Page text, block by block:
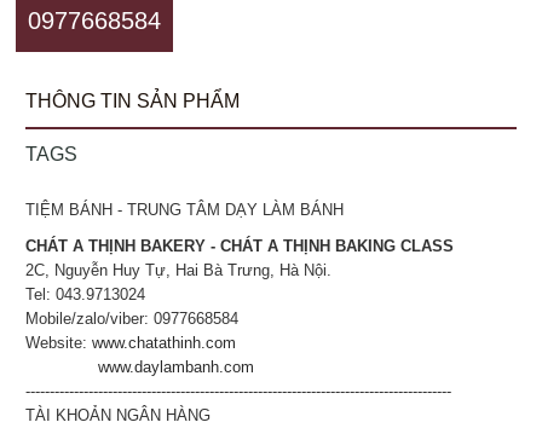
0977668584
THÔNG TIN SẢN PHẨM
TAGS
TIỆM BÁNH - TRUNG TÂM DẠY LÀM BÁNH
CHÁT A THỊNH BAKERY - CHÁT A THỊNH BAKING CLASS
2C, Nguyễn Huy Tự, Hai Bà Trưng, Hà Nội.
Tel: 043.9713024
Mobile/zalo/viber: 0977668584
Website:www.chatathinh.com
www.daylambanh.com
----------------------------------------------------------------------------------------
TÀI KHOẢN NGÂN HÀNG